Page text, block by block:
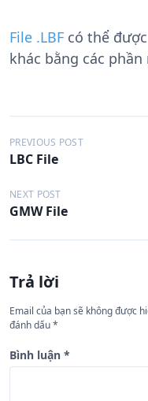
File .LBF có thể
khác bằng các
Đ
i
ề
u
h
ớ
n
g
b
PREVIOUS POST
LBC File
NEXT POST
GMW File
Trả lời
Email của bạn sẽ không được
đánh dấu*
Bình luận *